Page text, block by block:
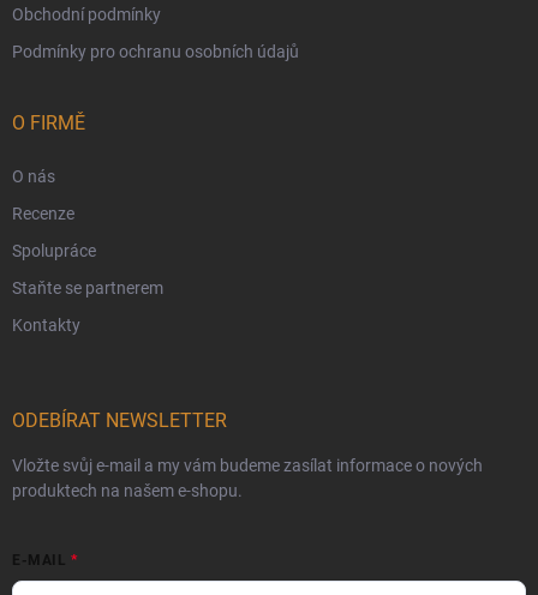
Obchodní podmínky
Podmínky pro ochranu osobních údajů
O FIRMĚ
O nás
Recenze
Spolupráce
Staňte se partnerem
Kontakty
ODEBÍRAT NEWSLETTER
Vložte svůj e-mail a my vám budeme zasílat informace o nových
produktech na našem e-shopu.
E-MAIL